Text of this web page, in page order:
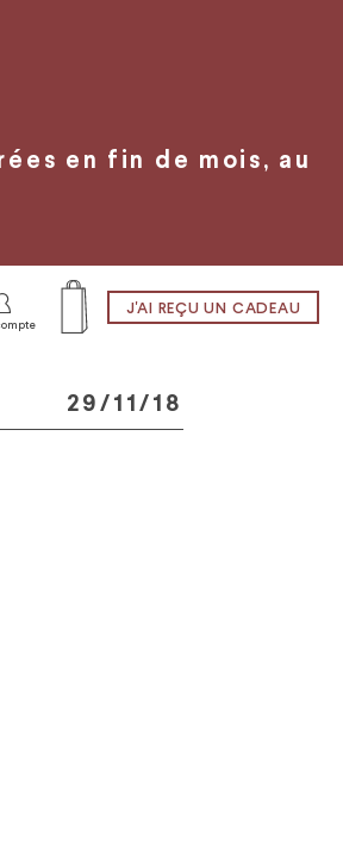
en fin de mois, au
J'AI REÇU UN CADEAU
29/11/18